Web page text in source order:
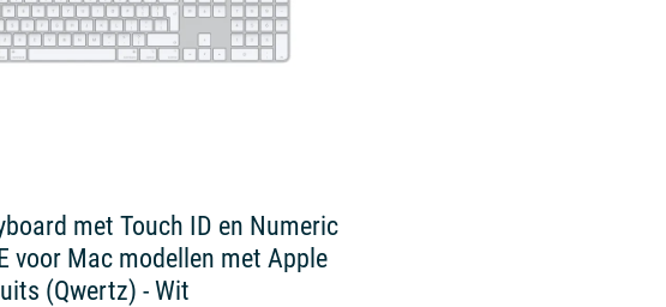
met Touch ID en Numeric
voor Mac modellen met Apple
(Qwertz) - Wit